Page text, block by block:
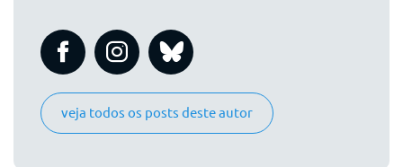
veja todos os posts deste autor